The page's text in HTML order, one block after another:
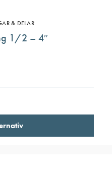
& DELAR
1/2 – 4″
här